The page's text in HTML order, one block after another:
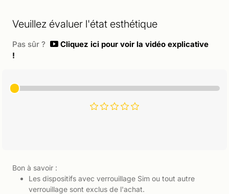
Veuillez évaluer l'état esthétique
Pas sûr ?
Cliquez ici pour voir la vidéo explicative
!
Bon à savoir :
Les dispositifs avec verrouillage Sim ou tout autre
verrouillage sont exclus de l'achat.